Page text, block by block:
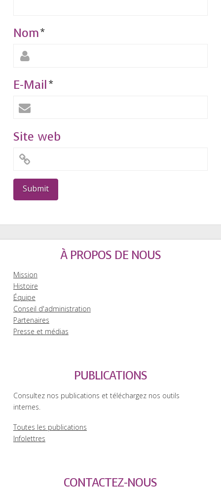
Nom*
E-Mail*
Site web
À PROPOS DE NOUS
Mission
Histoire
Équipe
Conseil d'administration
Partenaires
Presse et médias
PUBLICATIONS
Consultez nos publications et téléchargez nos outils
internes.
Toutes les publications
Infolettres
CONTACTEZ-NOUS